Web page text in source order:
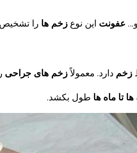
و… عفونت این نوع زخم‌ ها را
زخم دارد. معمولاً زخم های جراحی
تا ماه‌ ها طول بکشد.